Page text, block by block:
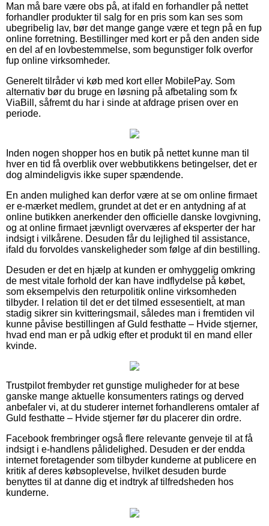
Man må bare være obs på, at ifald en forhandler på nettet
forhandler produkter til salg for en pris som kan ses som
ubegribelig lav, bør det mange gange være et tegn på en fup
online forretning. Bestillinger med kort er på den anden side
en del af en lovbestemmelse, som begunstiger folk overfor
fup online virksomheder.
Generelt tilråder vi køb med kort eller MobilePay. Som
alternativ bør du bruge en løsning på afbetaling som fx
ViaBill, såfremt du har i sinde at afdrage prisen over en
periode.
Inden nogen shopper hos en butik på nettet kunne man til
hver en tid få overblik over webbutikkens betingelser, det er
dog almindeligvis ikke super spændende.
En anden mulighed kan derfor være at se om online firmaet
er e-mærket medlem, grundet at det er en antydning af at
online butikken anerkender den officielle danske lovgivning,
og at online firmaet jævnligt overværes af eksperter der har
indsigt i vilkårene. Desuden får du lejlighed til assistance,
ifald du forvoldes vanskeligheder som følge af din bestilling.
Desuden er det en hjælp at kunden er omhyggelig omkring
de mest vitale forhold der kan have indflydelse på købet,
som eksempelvis den returpolitik online virksomheden
tilbyder. I relation til det er det tilmed essesentielt, at man
stadig sikrer sin kvitteringsmail, således man i fremtiden vil
kunne påvise bestillingen af Guld festhatte – Hvide stjerner,
hvad end man er på udkig efter et produkt til en mand eller
kvinde.
Trustpilot frembyder ret gunstige muligheder for at bese
ganske mange aktuelle konsumenters ratings og derved
anbefaler vi, at du studerer internet forhandlerens omtaler af
Guld festhatte – Hvide stjerner før du placerer din ordre.
Facebook frembringer også flere relevante genveje til at få
indsigt i e-handlens pålidelighed. Desuden er der endda
internet foretagender som tilbyder kunderne at publicere en
kritik af deres købsoplevelse, hvilket desuden burde
benyttes til at danne dig et indtryk af tilfredsheden hos
kunderne.